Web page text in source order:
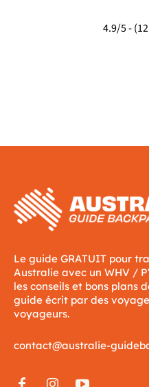
4.9/5 -
Le guide GRATUIT pour
Australie avec un WHV /
les conseils et bons plans
guide écrit par des
voyageurs.
contact@australie-